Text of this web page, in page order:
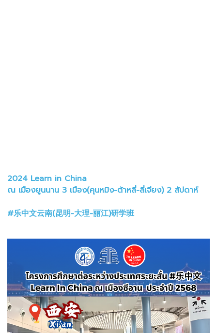
2024 Learn in China
ณ เมืองยูนนาน 3 เมือง(คุนหมิง-ต้าหลี่-ลี่เจียง) 2 สัปดาห์
#乐中文云南(昆明-大理-丽江)研学班